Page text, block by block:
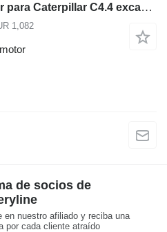
351-8228 bloque de motor para Caterpillar C4.4 excavadora
1,082
de socios de
en nuestro afiliado y reciba una
por cada cliente atraído